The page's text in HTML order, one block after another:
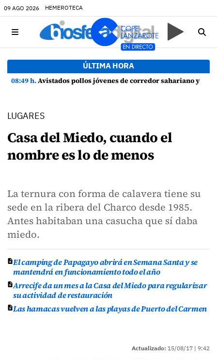
09 AGO 2026 HEMEROTECA
ÚLTIMA HORA
08:49 h.Avistados pollos jóvenes de corredor sahariano y episodios de cortejo de hubara cerca del rally de Lanzarote
LUGARES
Casa del Miedo, cuando el
nombre es lo de menos
La ternura con forma de calavera tiene su
sede en la ribera del Charco desde 1985.
Antes habitaban una casucha que sí daba
miedo.
El camping de Papagayo abrirá en Semana Santa y se
mantendrá en funcionamiento todo el año
Arrecife da un mes a la Casa del Miedo para regularizar
su actividad de restauración
Las hamacas vuelven a las playas de Puerto del Carmen
Actualizado: 15/08/17 | 9:42